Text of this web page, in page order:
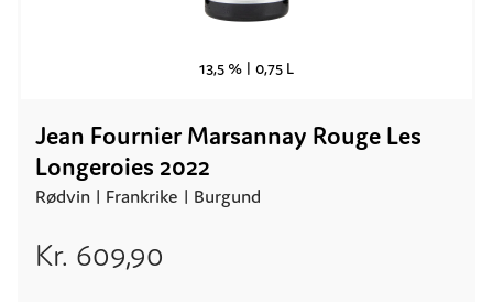
13,5 % | 0,75 L
Jean Fournier Marsannay Rouge Les
Longeroies 2022
Rødvin | Frankrike | Burgund
Kr. 609,90